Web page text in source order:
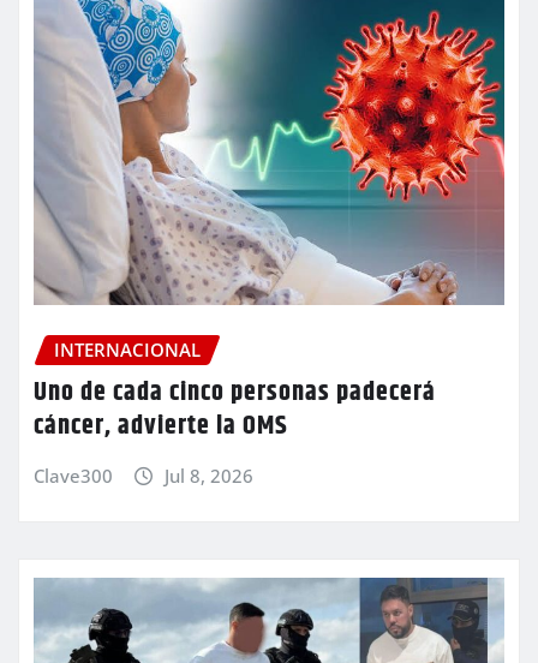
INTERNACIONAL
Uno de cada cinco personas padecerá
cáncer, advierte la OMS
Clave300 Jul 8, 2026